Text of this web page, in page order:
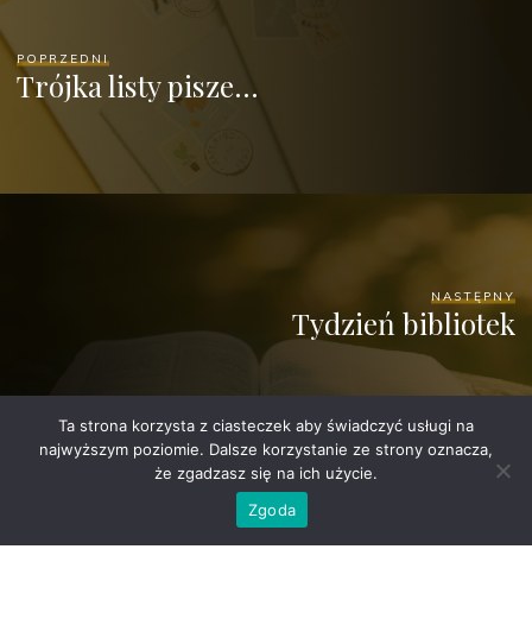
POPRZEDNI
Trójka listy pisze…
NASTĘPNY
Tydzień bibliotek
Ta strona korzysta z ciasteczek aby świadczyć usługi na
najwyższym poziomie. Dalsze korzystanie ze strony oznacza,
że zgadzasz się na ich użycie.
Zgoda